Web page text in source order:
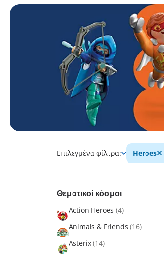
Επιλεγμένα φίλτρα: Heroes
Θεματικοί κόσμοι
Action Heroes (4)
Animals & Friends (16)
Asterix (14)